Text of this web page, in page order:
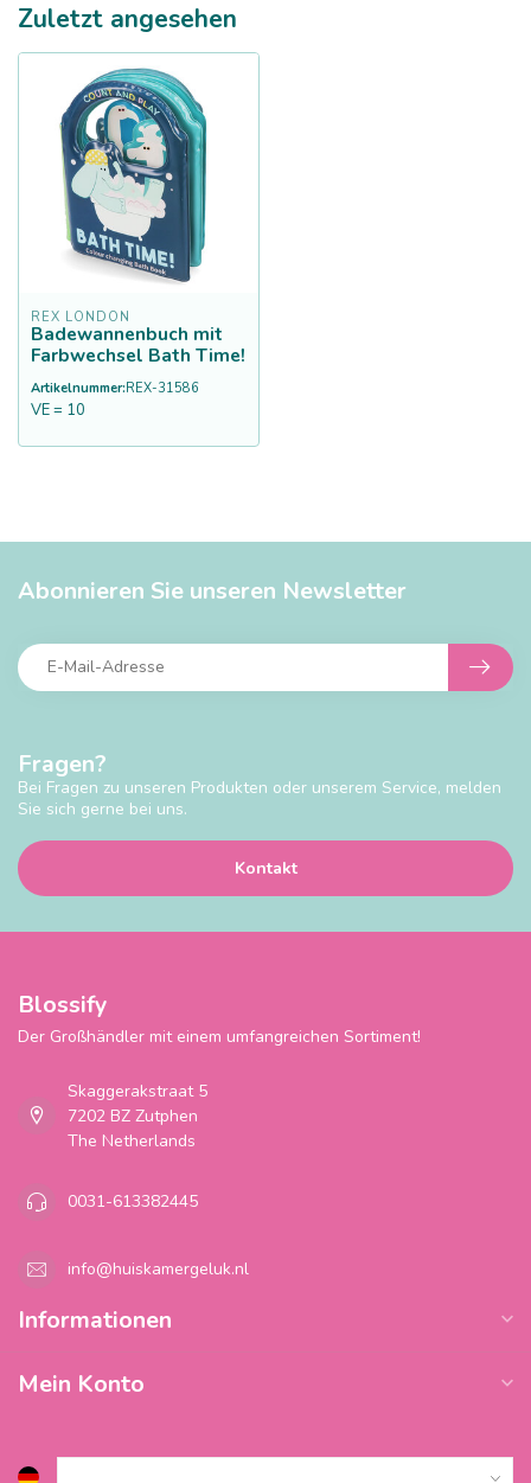
Zuletzt angesehen
REX LONDON
Badewannenbuch mit
Farbwechsel Bath Time!
Artikelnummer:REX-31586
VE = 10
Fragen?
Bei Fragen zu unseren Produkten oder unserem Service, melden
Sie sich gerne bei uns.
Kontakt
Abonnieren Sie unseren Newsletter
Blossify
Der Großhändler mit einem umfangreichen Sortiment!
Skaggerakstraat 5
7202 BZ Zutphen
The Netherlands
0031-613382445
info@huiskamergeluk.nl
Informationen
Mein Konto